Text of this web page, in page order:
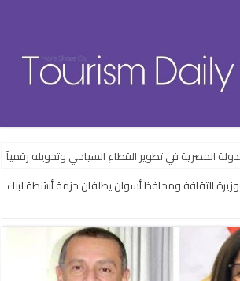
وزيرة الثقافة ومحافظ أسوان يطلقان حزمة أنشطة لبناء